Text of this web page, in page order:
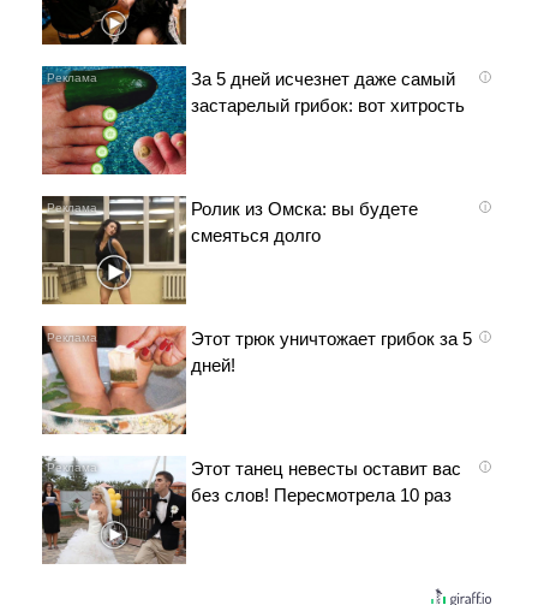
i
За 5 дней исчезнет даже самый
застарелый грибок: вот хитрость
i
Ролик из Омска: вы будете
смеяться долго
i
Этот трюк уничтожает грибок за 5
дней!
i
Этот танец невесты оставит вас
без слов! Пересмотрела 10 раз